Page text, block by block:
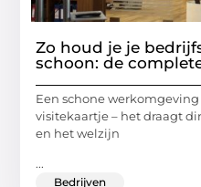
Zo houd je je
schoon: de
Een schone
visitekaartje – het draagt
en het welzijn
...
Bedrijven